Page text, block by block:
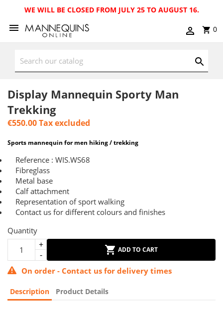
WE WILL BE CLOSED FROM JULY 25 TO AUGUST 16.
0
Display Mannequin Sporty Man
Trekking
€550.00Tax excluded
Sports mannequin for men hiking / trekking
Reference : WIS.WS68
Fibreglass
Metal base
Calf attachment
Representation of sport walking
Contact us for different colours and finishes
Quantity
ADD TO CART
On order - Contact us for delivery times
Description Product Details